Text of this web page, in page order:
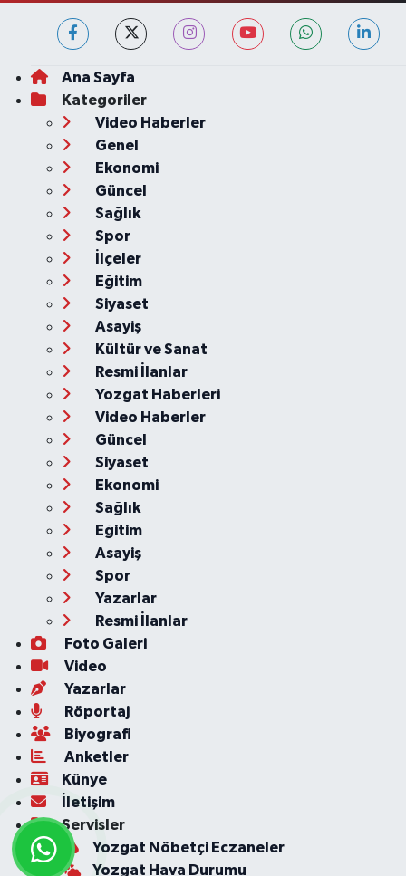
Ana Sayfa
Kategoriler
Video Haberler
Genel
Ekonomi
Güncel
Sağlık
Spor
İlçeler
Eğitim
Siyaset
Asayiş
Kültür ve Sanat
Resmi İlanlar
Yozgat Haberleri
Video Haberler
Güncel
Siyaset
Ekonomi
Sağlık
Eğitim
Asayiş
Spor
Yazarlar
Resmi İlanlar
Foto Galeri
Video
Yazarlar
Röportaj
Biyografi
Anketler
Künye
İletişim
Servisler
Yozgat Nöbetçi Eczaneler
Yozgat Hava Durumu